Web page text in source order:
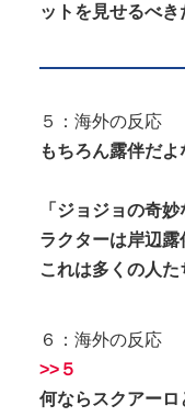
ットを見せるべき
５：海外の反応
もちろん露伴だよ
「ジョジョの奇
ラクターは岸辺露
これは多くの人た
６：海外の反応
>>５
何ならスクアー